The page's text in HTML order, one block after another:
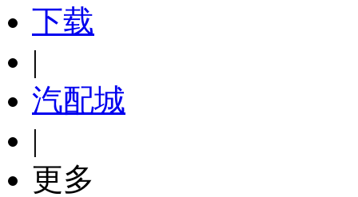
下载
|
汽配城
|
更多